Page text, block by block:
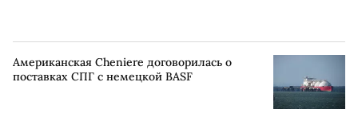
Американская Cheniere договорилась о
поставках СПГ с немецкой BASF